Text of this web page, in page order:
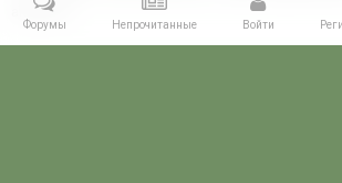
аккаунта.
Форумы Непрочитанные Войти